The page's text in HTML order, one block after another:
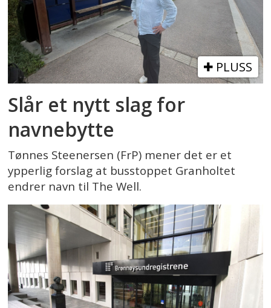
PLUSS
Slår et nytt slag for
navnebytte
Tønnes Steenersen (FrP) mener det er et
ypperlig forslag at busstoppet Granholtet
endrer navn til The Well.